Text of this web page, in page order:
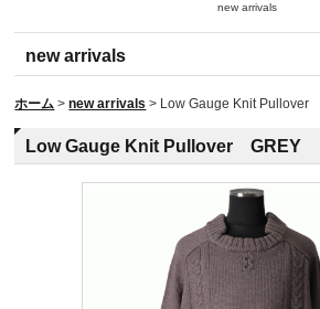
new arrivals
new arrivals
ホーム > new arrivals > Low Gauge Knit Pullover
Low Gauge Knit Pullover GREY